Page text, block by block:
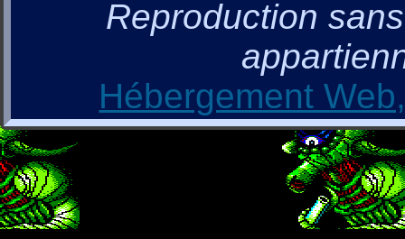
Reproduction
Hébergement